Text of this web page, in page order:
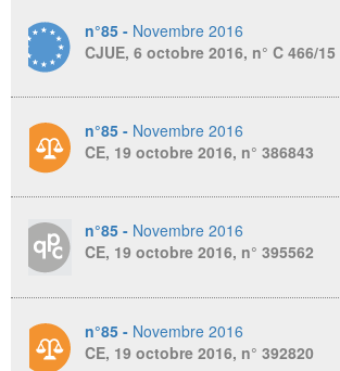
n°85 - Novembre 2016
CJUE, 6 octobre 2016, n° C 466/15
n°85 - Novembre 2016
CE, 19 octobre 2016, n° 386843
n°85 - Novembre 2016
CE, 19 octobre 2016, n° 395562
n°85 - Novembre 2016
CE, 19 octobre 2016, n° 392820